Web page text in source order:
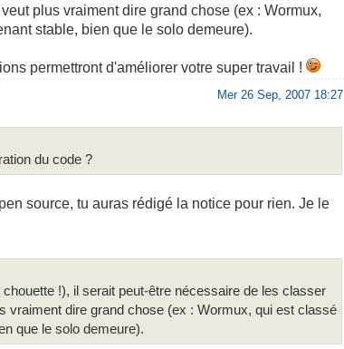
plus vraiment dire grand chose (ex : Wormux,
stable, bien que le solo demeure).
permettront d'améliorer votre super travail !
Mer 26 Sep, 2007 18:27
du code ?
source, tu auras rédigé la notice pour rien. Je le
!), il serait peut-être nécessaire de les classer
vraiment dire grand chose (ex : Wormux, qui est classé
que le solo demeure).